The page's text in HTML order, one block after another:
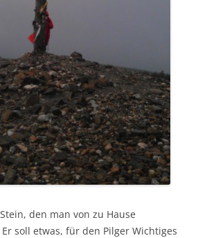
den man von zu Hause
soll etwas, für den Pilger Wichtiges